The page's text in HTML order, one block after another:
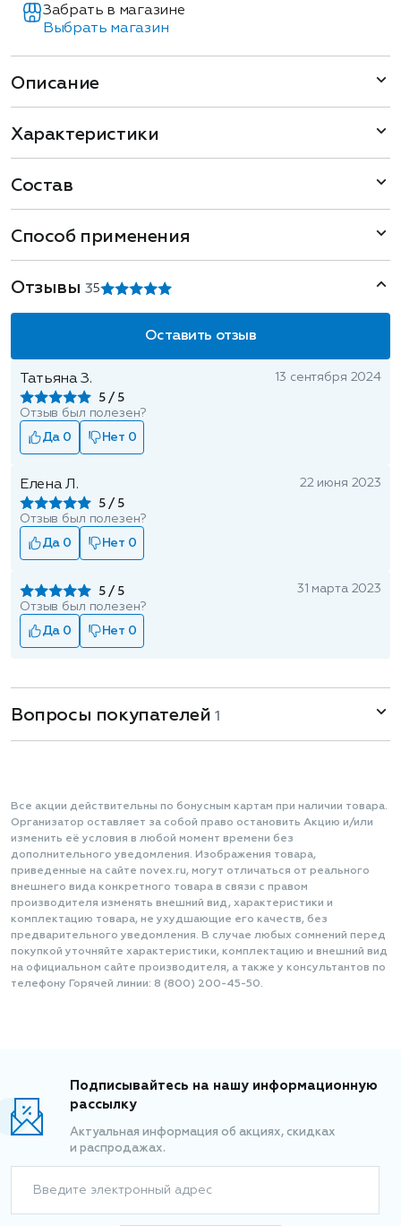
Забрать в магазине
Выбрать магазин
Описание
Характеристики
Состав
Способ применения
Отзывы35
Оставить отзыв
Татьяна З.
5
13 сентября 2024
Отзыв был полезен?
Да 0
Нет 0
Елена Л.
5
22 июня 2023
Отзыв был полезен?
Да 0
Нет 0
5
31 марта 2023
Отзыв был полезен?
Да 0
Нет 0
Вопросы покупателей 1
Все акции действительны по бонусным картам при наличии товара.
Организатор оставляет за собой право остановить Акцию и/или
изменить её условия в любой момент времени без
дополнительного уведомления. Изображения товара,
приведенные на сайте novex.ru, могут отличаться от реального
внешнего вида конкретного товара в связи с правом
производителя изменять внешний вид, характеристики и
комплектацию товара, не ухудшающие его качеств, без
предварительного уведомления. В случае любых сомнений перед
покупкой уточняйте характеристики, комплектацию и внешний вид
на официальном сайте производителя, а также у консультантов по
телефону Горячей линии: 8 (800) 200-45-50.
Подписывайтесь на нашу информационную
рассылку
Актуальная информация об акциях, скидках
и распродажах.
Введите электронный адрес